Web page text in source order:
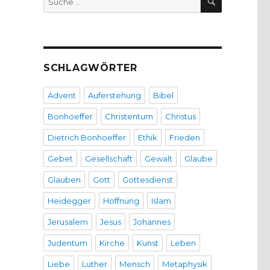
nach:
SCHLAGWÖRTER
Advent Auferstehung Bibel
Bonhoeffer Christentum Christus
Dietrich Bonhoeffer Ethik Frieden
Gebet Gesellschaft Gewalt Glaube
Glauben Gott Gottesdienst
Heidegger Hoffnung Islam
Jerusalem Jesus Johannes
Judentum Kirche Kunst Leben
Liebe Luther Mensch Metaphysik